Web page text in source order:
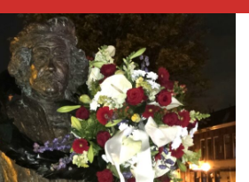
uur 1 van 0 Volgend uur